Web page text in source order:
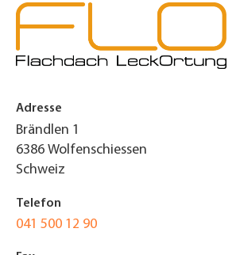
Adresse
Brändlen 1
6386 Wolfenschiessen
Schweiz
Telefon
041 500 12 90